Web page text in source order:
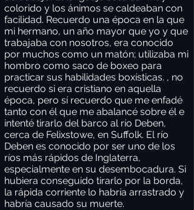
colorido y los ánimos se caldeaban con
facilidad. Recuerdo una época en la que
mi hermano, un año mayor que yo y que
trabajaba con nosotros, era conocido
por muchos como un matón; utilizaba mi
hombro como saco de boxeo para
practicar sus habilidades boxísticas. , no
recuerdo si era cristiano en aquella
época, pero sí recuerdo que me enfadé
tanto con él que me abalancé sobre él e
intenté tirarlo del barco al río Deben,
cerca de Felixstowe, en Suffolk. El río
Deben es conocido por ser uno de los
ríos más rápidos de Inglaterra,
especialmente en su desembocadura. Si
hubiera conseguido tirarlo por la borda,
la rápida corriente lo habría arrastrado y
habría causado su muerte.